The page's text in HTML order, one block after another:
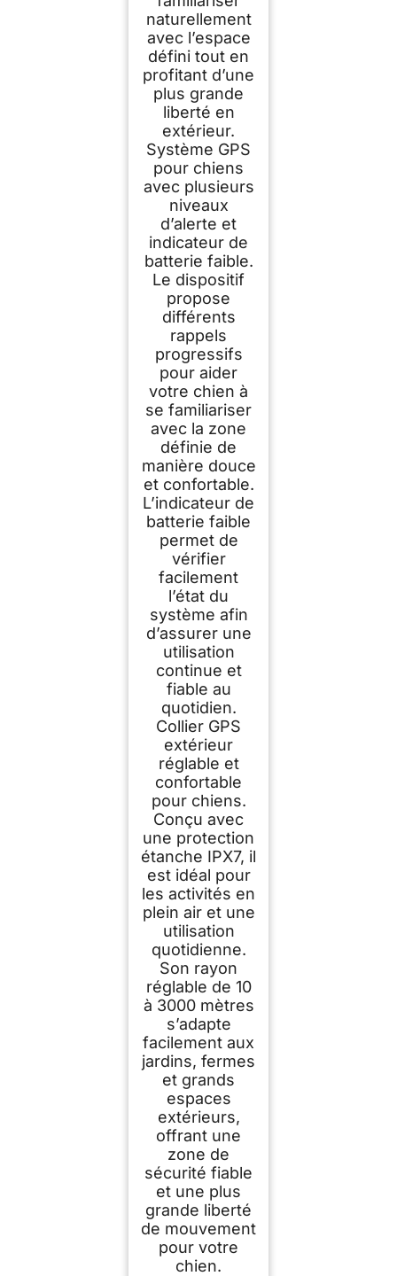
naturellement
avec l’espace
défini tout en
profitant d’une
plus grande
liberté en
extérieur.
Système GPS
pour chiens
avec plusieurs
niveaux
d’alerte et
indicateur de
batterie faible.
Le dispositif
propose
différents
rappels
progressifs
pour aider
votre chien à
se familiariser
avec la zone
définie de
manière douce
et confortable.
L’indicateur de
batterie faible
permet de
vérifier
facilement
l’état du
système afin
d’assurer une
utilisation
continue et
fiable au
quotidien.
Collier GPS
extérieur
réglable et
confortable
pour chiens.
Conçu avec
une protection
étanche IPX7, il
est idéal pour
les activités en
plein air et une
utilisation
quotidienne.
Son rayon
réglable de 10
à 3000 mètres
s’adapte
facilement aux
jardins, fermes
et grands
espaces
extérieurs,
offrant une
zone de
sécurité fiable
et une plus
grande liberté
de mouvement
pour votre
chien.